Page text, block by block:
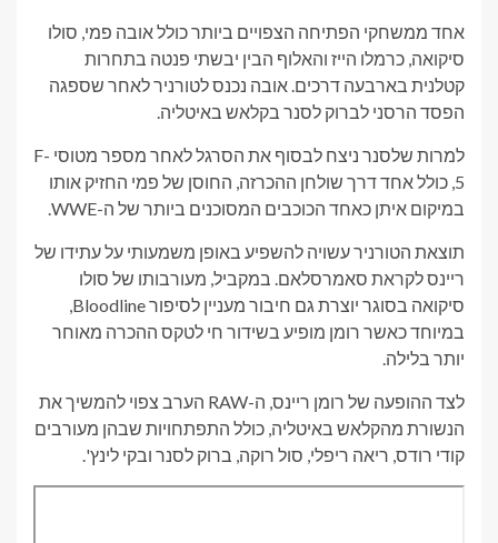
אחד ממשחקי הפתיחה הצפויים ביותר כולל אובה פמי, סולו
סיקואה, כרמלו הייז והאלוף הבין יבשתי פנטה בתחרות
קטלנית בארבעה דרכים. אובה נכנס לטורניר לאחר שספגה
הפסד הרסני לברוק לסנר בקלאש באיטליה.
למרות שלסנר ניצח לבסוף את הסרגל לאחר מספר מטוסי F-
5, כולל אחד דרך שולחן ההכרזה, החוסן של פמי החזיק אותו
במיקום איתן כאחד הכוכבים המסוכנים ביותר של ה-WWE.
תוצאת הטורניר עשויה להשפיע באופן משמעותי על עתידו של
ריינס לקראת סאמרסלאם. במקביל, מעורבותו של סולו
סיקואה בסוגר יוצרת גם חיבור מעניין לסיפור Bloodline,
במיוחד כאשר רומן מופיע בשידור חי לטקס ההכרה מאוחר
יותר בלילה.
לצד ההופעה של רומן ריינס, ה-RAW הערב צפוי להמשיך את
הנשורת מהקלאש באיטליה, כולל התפתחויות שבהן מעורבים
קודי רודס, ריאה ריפלי, סול רוקה, ברוק לסנר ובקי לינץ'.